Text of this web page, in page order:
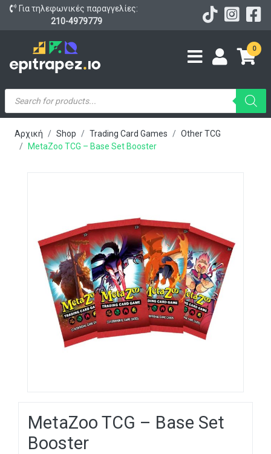
Για τηλεφωνικές παραγγελίες:
210-4979779
0
Products
search
Αρχική Shop Trading Card Games
Other TCG
MetaZoo TCG – Base Set Booster
MetaZoo TCG – Base Set
Booster